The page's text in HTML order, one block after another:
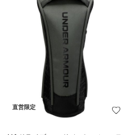
直営限定